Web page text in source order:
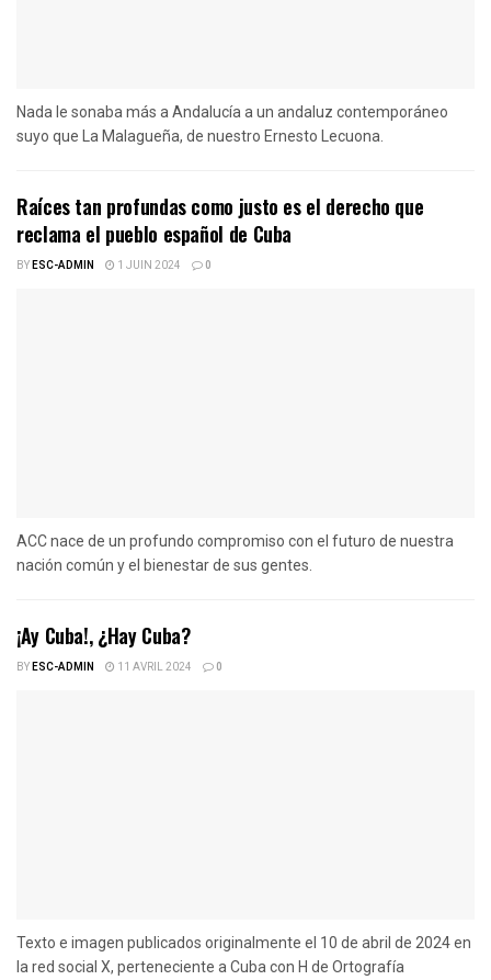
Nada le sonaba más a Andalucía a un andaluz contemporáneo
suyo que La Malagueña, de nuestro Ernesto Lecuona.
Raíces tan profundas como justo es el derecho que
reclama el pueblo español de Cuba
BYESC-ADMIN 1 JUIN 2024 0
ACC nace de un profundo compromiso con el futuro de nuestra
nación común y el bienestar de sus gentes.
¡Ay Cuba!, ¿Hay Cuba?
BYESC-ADMIN 11 AVRIL 2024 0
Texto e imagen publicados originalmente el 10 de abril de 2024 en
la red social X, perteneciente a Cuba con H de Ortografía